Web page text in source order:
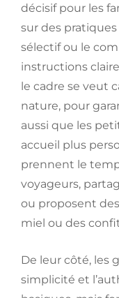
décisif pour les
sur des
sélectif ou le
instructions
le cadre se veut
nature, pour
aussi que les
accueil plus
prennent le
voyageurs,
ou proposent
miel ou des
De leur côté, les
simplicité et